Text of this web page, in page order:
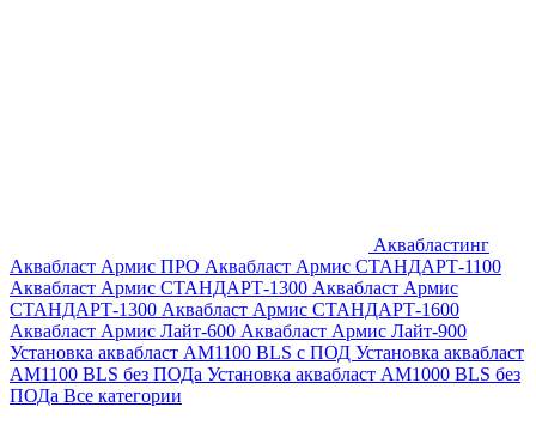
Аквабластинг
Аквабласт Армис ПРО Аквабласт Армис СТАНДАРТ-1100
Аквабласт Армис СТАНДАРТ-1300 Аквабласт Армис
СТАНДАРТ-1300 Аквабласт Армис СТАНДАРТ-1600
Аквабласт Армис Лайт-600 Аквабласт Армис Лайт-900
Установка аквабласт AM1100 BLS с ПОД Установка аквабласт
AM1100 BLS без ПОДа Установка аквабласт AM1000 BLS без
ПОДа Все категории